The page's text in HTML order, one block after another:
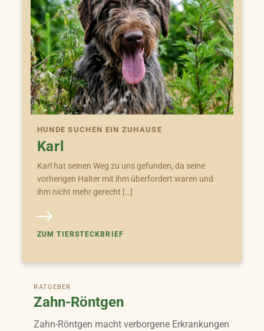
HUNDE SUCHEN EIN ZUHAUSE
Karl
Karl hat seinen Weg zu uns gefunden, da seine
vorherigen Halter mit ihm überfordert waren und
ihm nicht mehr gerecht […]
ZUM TIERSTECKBRIEF
RATGEBER
Zahn-Röntgen
Zahn-Röntgen macht verborgene Erkrankungen